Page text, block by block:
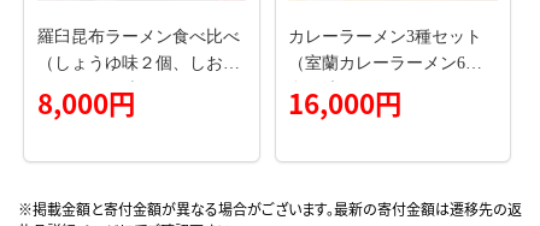
羅臼昆布ラーメン食べ比べ
（しょうゆ味２個、しお味
２個、みそ味２個）６個セ
ット
8,000円
カレーラーメン3種セット
（室蘭カレーラーメン6
食、汁なしカレーラーメン
4食、カレーつけ麺2食） M
16,000円